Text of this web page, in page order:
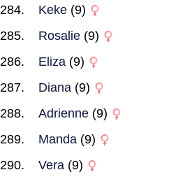
Keke (9)
Rosalie (9)
Eliza (9)
Diana (9)
Adrienne (9)
Manda (9)
Vera (9)